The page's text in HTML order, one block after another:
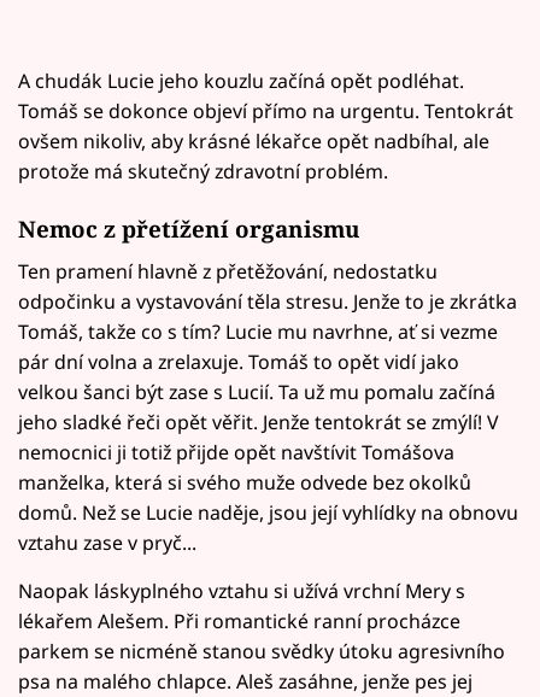
A chudák Lucie jeho kouzlu začíná opět podléhat.
Tomáš se dokonce objeví přímo na urgentu. Tentokrát
ovšem nikoliv, aby krásné lékařce opět nadbíhal, ale
protože má skutečný zdravotní problém.
Nemoc z přetížení organismu
Ten pramení hlavně z přetěžování, nedostatku
odpočinku a vystavování těla stresu. Jenže to je zkrátka
Tomáš, takže co s tím? Lucie mu navrhne, ať si vezme
pár dní volna a zrelaxuje. Tomáš to opět vidí jako
velkou šanci být zase s Lucií. Ta už mu pomalu začíná
jeho sladké řeči opět věřit. Jenže tentokrát se zmýlí! V
nemocnici ji totiž přijde opět navštívit Tomášova
manželka, která si svého muže odvede bez okolků
domů. Než se Lucie naděje, jsou její vyhlídky na obnovu
vztahu zase v pryč...
Naopak láskyplného vztahu si užívá vrchní Mery s
lékařem Alešem. Při romantické ranní procházce
parkem se nicméně stanou svědky útoku agresivního
psa na malého chlapce. Aleš zasáhne, jenže pes jej